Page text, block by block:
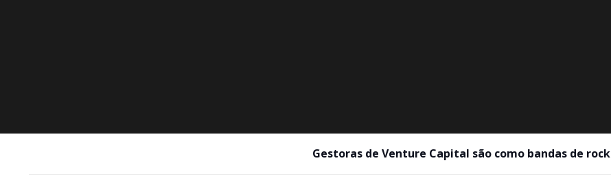
Gestoras de Venture Capital são como bandas de rock